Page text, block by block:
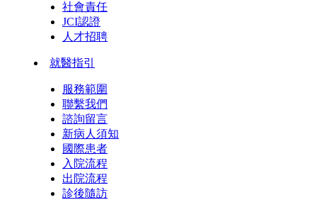
社會責任
JCI認證
人才招聘
就醫指引
服務範圍
聯繫我們
諮詢留言
新病人須知
國際患者
入院流程
出院流程
診後隨訪